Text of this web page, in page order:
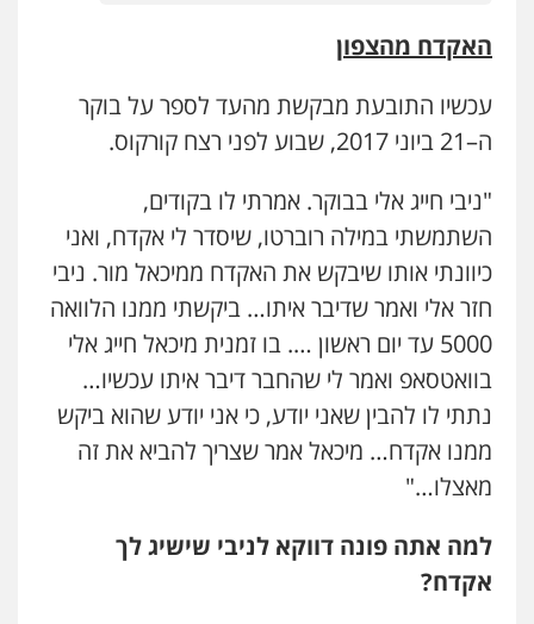
האקדח מהצפון
עכשיו התובעת מבקשת מהעד לספר על בוקר
ה–21 ביוני 2017, שבוע לפני רצח קורקוס.
"ניבי חייג אלי בבוקר. אמרתי לו בקודים,
השתמשתי במילה רוברטו, שיסדר לי אקדח, ואני
כיוונתי אותו שיבקש את האקדח ממיכאל מור. ניבי
חזר אלי ואמר שדיבר איתו… ביקשתי ממנו הלוואה
5000 עד יום ראשון …. בו זמנית מיכאל חייג אלי
בוואטסאפ ואמר לי שהחבר דיבר איתו עכשיו…
נתתי לו להבין שאני יודע, כי אני יודע שהוא ביקש
ממנו אקדח… מיכאל אמר שצריך להביא את זה
מאצלו…"
למה אתה פונה דווקא לניבי שישיג לך
אקדח?